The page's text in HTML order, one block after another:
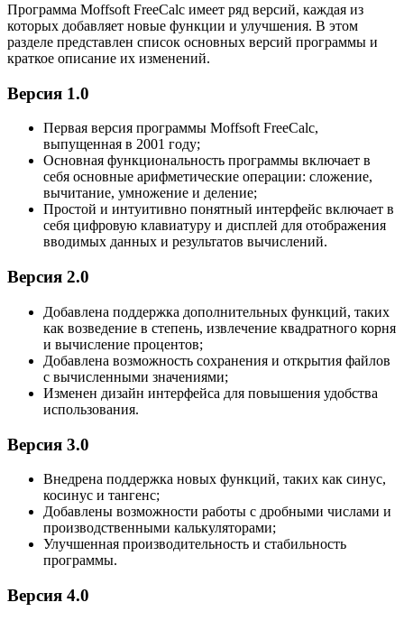
Программа Moffsoft FreeCalc имеет ряд версий, каждая из
которых добавляет новые функции и улучшения. В этом
разделе представлен список основных версий программы и
краткое описание их изменений.
Версия 1.0
Первая версия программы Moffsoft FreeCalc,
выпущенная в 2001 году;
Основная функциональность программы включает в
себя основные арифметические операции: сложение,
вычитание, умножение и деление;
Простой и интуитивно понятный интерфейс включает в
себя цифровую клавиатуру и дисплей для отображения
вводимых данных и результатов вычислений.
Версия 2.0
Добавлена поддержка дополнительных функций, таких
как возведение в степень, извлечение квадратного корня
и вычисление процентов;
Добавлена возможность сохранения и открытия файлов
с вычисленными значениями;
Изменен дизайн интерфейса для повышения удобства
использования.
Версия 3.0
Внедрена поддержка новых функций, таких как синус,
косинус и тангенс;
Добавлены возможности работы с дробными числами и
производственными калькуляторами;
Улучшенная производительность и стабильность
программы.
Версия 4.0